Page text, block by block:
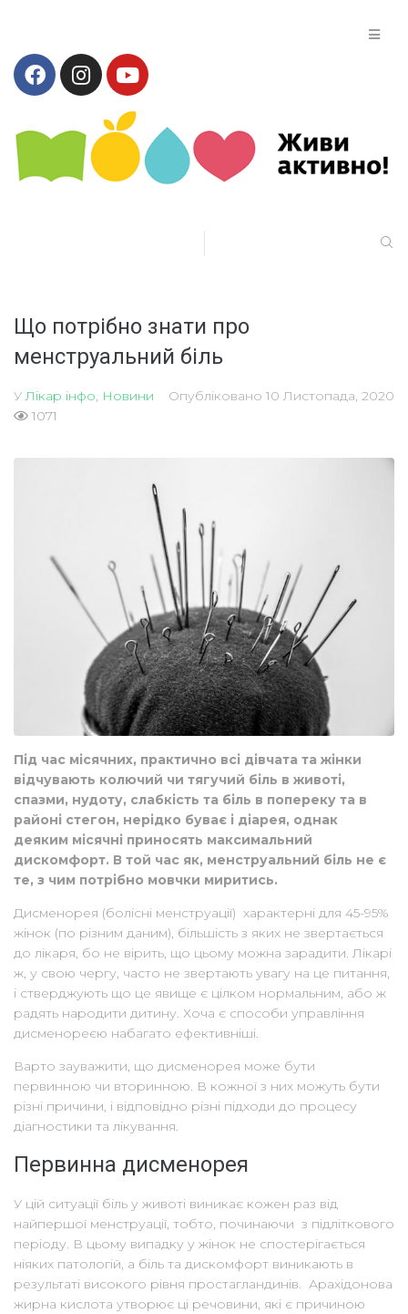
Що потрібно знати про
менструальний біль
У Лікар інфо Новини Опубліковано 10 Листопада, 2020
1071
Під час місячних, практично всі дівчата та жінки
відчувають колючий чи тягучий біль в животі,
спазми, нудоту, слабкість та біль в попереку та в
районі стегон, нерідко буває і діарея, однак
деяким місячні приносять максимальний
дискомфорт. В той час як, менструальний біль не є
те, з чим потрібно мовчки миритись.
Дисменорея (болісні менструації) характерні для 45-95%
жінок (по різним даним), більшість з яких не звертається
до лікаря, бо не вірить, що цьому можна зарадити. Лікарі
ж, у свою чергу, часто не звертають увагу на це питання,
і стверджують що це явище є цілком нормальним, або ж
радять народити дитину. Хоча є способи управління
дисменореєю набагато ефективніші.
Варто зауважити, що дисменорея може бути
первинною чи вторинною. В кожної з них можуть бути
різні причини, і відповідно різні підходи до процесу
діагностики та лікування.
Первинна дисменорея
У цій ситуації біль у животі виникає кожен раз від
найпершої менструації, тобто, починаючи з підліткового
періоду. В цьому випадку у жінок не спостерігається
ніяких патологій, а біль та дискомфорт виникають в
результаті високого рівня простагландинів. Арахідонова
жирна кислота утворює ці речовини, які є причиною